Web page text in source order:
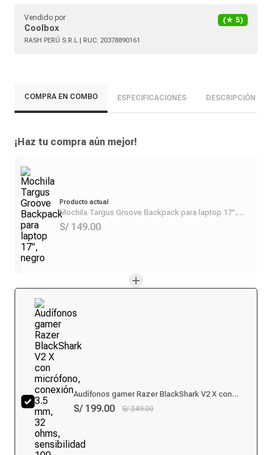
Vendido por
Coolbox
(★ 5)
RASH PERÚ S.R.L | RUC: 20378890161
COMPRA EN COMBO ESPECIFICACIONES DESCRIPCIÓN
¡Haz tu compra aún mejor!
Producto actual
Mochila Targus Groove Backpack para laptop 17",
negro
S/ 149.00
Audífonos gamer Razer BlackShark V2 X con
micrófono, conexión 3.5 mm, 32 ohms,
sensibilidad 100 dB, PC y consolas, negro
S/ 199.00 S/ 249.00